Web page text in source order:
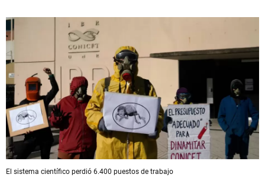
El sistema científico perdió 6.400 puestos de trabajo